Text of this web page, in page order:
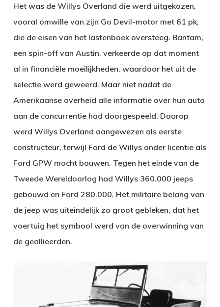
Het was de Willys Overland die werd uitgekozen,
vooral omwille van zijn Go Devil-motor met 61 pk,
die de eisen van het lastenboek oversteeg. Bantam,
een spin-off van Austin, verkeerde op dat moment
al in financiële moeilijkheden, waardoor het uit de
selectie werd geweerd. Maar niet nadat de
Amerikaanse overheid alle informatie over hun auto
aan de concurrentie had doorgespeeld. Daarop
werd Willys Overland aangewezen als eerste
constructeur, terwijl Ford de Willys onder licentie als
Ford GPW mocht bouwen. Tegen het einde van de
Tweede Wereldoorlog had Willys 360.000 jeeps
gebouwd en Ford 280.000. Het militaire belang van
de jeep was uiteindelijk zo groot gebleken, dat het
voertuig het symbool werd van de overwinning van
de geallieerden.